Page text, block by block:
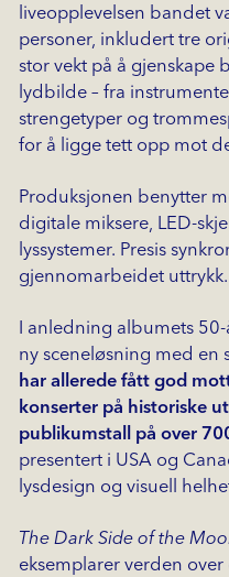
liveopplevelsen bandet
personer, inkludert tre
stor vekt på å gjenskape
lydbilde – fra
strengetyper og
for å ligge tett opp mot
Produksjonen benytter
digitale miksere, LED-
lyssystemer. Presis
gjennomarbeidet uttrykk.
I anledning albumets
ny sceneløsning med en
har allerede fått god
konserter på historiske
publikumstall på over
presentert i USA og
lysdesign og visuell
The Dark Side of the
eksemplarer verden